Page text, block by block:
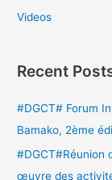
Videos
Recent
#DGCT# Forum
Bamako, 2ème
#DGCT#Réunion
œuvre des